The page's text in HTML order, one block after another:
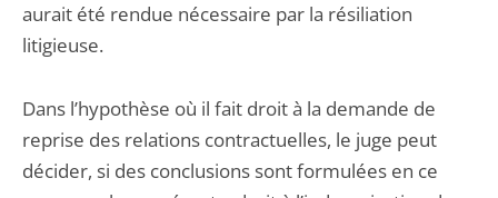
aurait été rendue nécessaire par la résiliation
litigieuse.
Dans l’hypothèse où il fait droit à la demande de
reprise des relations contractuelles, le juge peut
décider, si des conclusions sont formulées en ce